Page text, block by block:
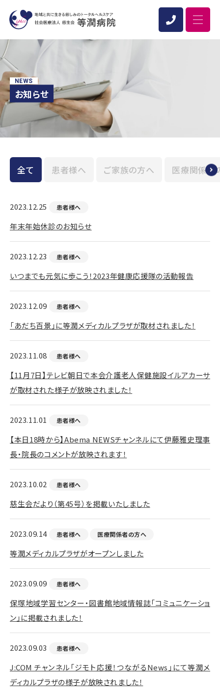
NEWS
お知らせ
全て 患者様へ ご家族の方へ 医療関係者
2023.12.25 患者様へ
年末年始休診のお知らせ
2023.12.23 患者様へ
いつまでも元気に歩こう！2023年健康応援隊の活動報告
2023.12.09 患者様へ
「あだち百景」に等潤メディカルプラザが取材されました！
2023.11.08 患者様へ
【11月7日】テレビ朝日で本会介護老人保健施設イルアカーサ
が取材された様子が放映されました！
2023.11.01 患者様へ
【本日18時から】Abema NEWSチャンネルにて伊藤雅史理事
長・院長のコメントが放映されます！
2023.10.02 患者様へ
慈生会だより（第45号）を掲載いたしました
2023.09.14 患者様へ 医療関係者の方へ
等潤メディカルプラザがオープンしました
2023.09.09 患者様へ
保塚地域学習センター・図書館地域情報誌「コミュニケーショ
ン」に掲載されました！
2023.09.03 患者様へ
J:COM チャンネル「ジモト応援！つながるNews」にて等潤メ
ディカルプラザの様子が放映されました！